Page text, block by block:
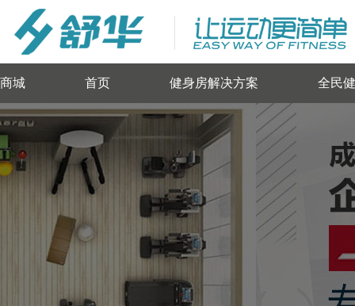
商城 首页 健身房解决方案 全民